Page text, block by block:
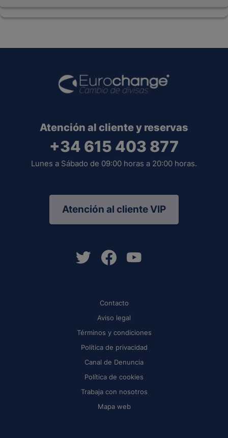
Atención al cliente y reservas
+34 615 403 877
Lunes a Sábado de 09:00 horas a 20:00 horas.
Atención al cliente VIP
Contacto
Aviso legal
Términos y condiciones
Política de privacidad
Canal de Denuncia
Política de cookies
Trabaja con nosotros
Mapa web